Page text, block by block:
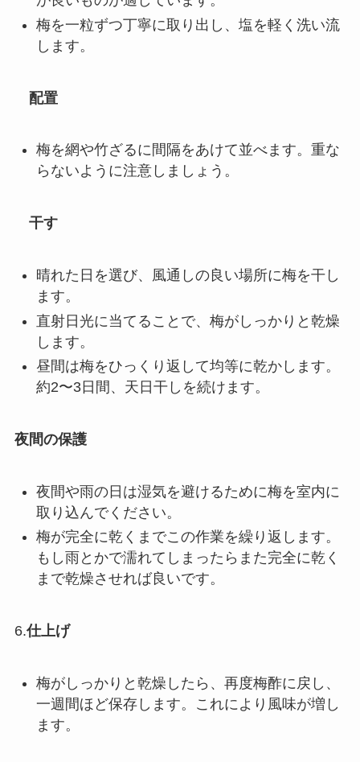
梅を一粒ずつ丁寧に取り出し、塩を軽く洗い流
します。
配置
梅を網や竹ざるに間隔をあけて並べます。重な
らないように注意しましょう。
干す
晴れた日を選び、風通しの良い場所に梅を干し
ます。
直射日光に当てることで、梅がしっかりと乾燥
します。
昼間は梅をひっくり返して均等に乾かします。
約2〜3日間、天日干しを続けます。
夜間の保護
夜間や雨の日は湿気を避けるために梅を室内に
取り込んでください。
梅が完全に乾くまでこの作業を繰り返します。
もし雨とかで濡れてしまったらまた完全に乾く
まで乾燥させれば良いです。
6.仕上げ
梅がしっかりと乾燥したら、再度梅酢に戻し、
一週間ほど保存します。これにより風味が増し
ます。